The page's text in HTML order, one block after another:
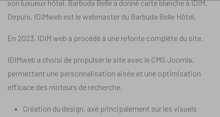
son luxueux hôtel. Barbuda Belle a donné carte blanche à IDIM.
Depuis, IDIMweb est le webmaster du Barbuda Belle Hôtel.
En 2023, IDIM web a procédé à une refonte complète du site.
IDIMweb a choisi de propulser le site avec le CMS Joomla,
permettant une personnalisation aisée et une optimisation
efficace des moteurs de recherche.
Création du design, axé principalement sur les visuels